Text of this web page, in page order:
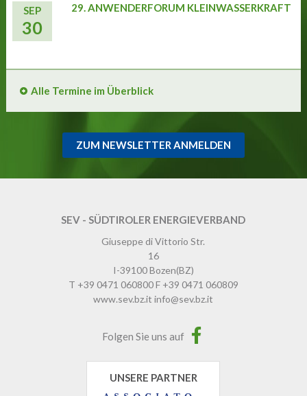
SEP
30
29. ANWENDERFORUM KLEINWASSERKRAFT
Alle Termine im Überblick
ZUM NEWSLETTER ANMELDEN
SEV - SÜDTIROLER ENERGIEVERBAND
Giuseppe di Vittorio Str.
16
I-39100Bozen(BZ)
T +39 0471 060800F +39 0471 060809
www.sev.bz.it info@sev.bz.it
Folgen Sie uns auf
UNSERE PARTNER